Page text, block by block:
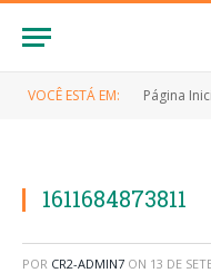
VOCÊ ESTÁ EM: Página
1611684873811
POR CR2-ADMIN7 ON 13 DE